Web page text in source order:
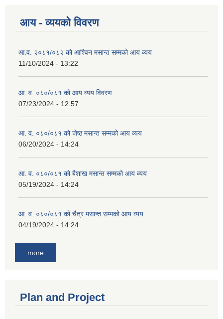
आय - व्ययको विवरण
आ.व. २०८१/०८२ को आश्विन मसान्त सम्मको आय व्यय
11/10/2024 - 13:22
आ. व. ०८०/०८१ को आय व्यय विवरण
07/23/2024 - 12:57
आ. व. ०८०/०८१ को जेष्ठ मसान्त सम्मको आय व्यय
06/20/2024 - 14:24
आ. व. ०८०/०८१ को बैशाख मसान्त सम्मको आय व्यय
05/19/2024 - 14:24
आ. व. ०८०/०८१ को चैत्र मसान्त सम्मको आय व्यय
04/19/2024 - 14:24
more
Plan and Project